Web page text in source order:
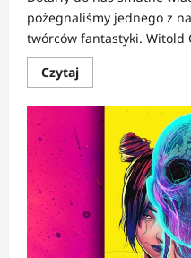
pożegnaliśmy jednego z
twórców fantastyki. Witold
CzytajDowiedz
się
o
Zmarł
W.
Kres